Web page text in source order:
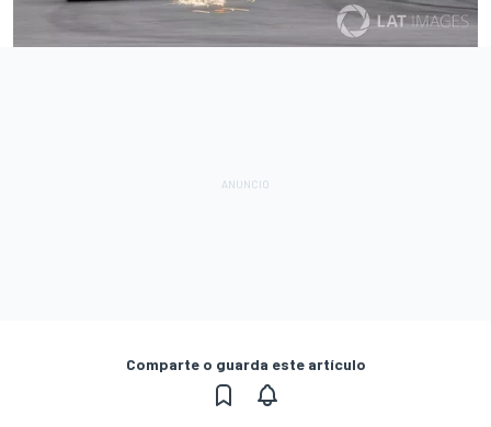
Comparte o guarda este artículo